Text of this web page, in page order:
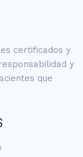
certificados y
y
que